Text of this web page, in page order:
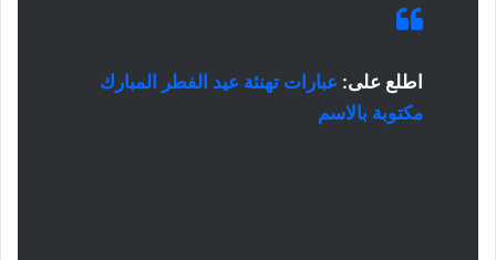
اطلع على: عبارات تهنئة عيد الفطر المبارك
مكتوبة بالاسم